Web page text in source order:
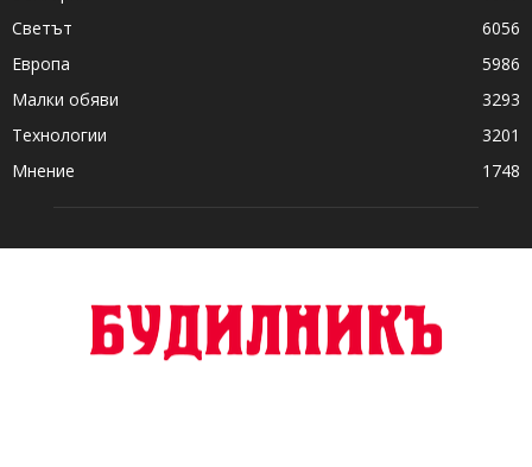
Светът
6056
Европа
5986
Малки обяви
3293
Технологии
3201
Мнение
1748